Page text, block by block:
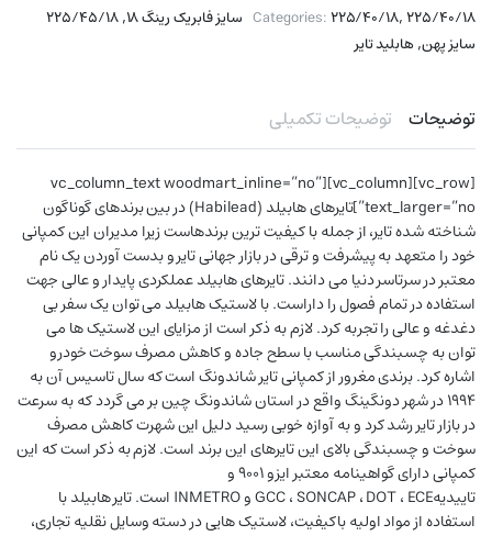
Categories:۲۲۵/۴۰/۱۸,۲۲۵/۴۰/۱۸ سایز فابریک رینگ ۱۸ ,۲۲۵/۴۵/۱۸
سایز پهن, هابلید تایر
توضیحات توضیحات تکمیلی
[vc_row][vc_column][vc_column_text woodmart_inline=”no”
text_larger=”no”]تایرهای هابیلد (Habilead) در بین برندهای گوناگون
شناخته شده تایر، از جمله با کیفیت ترین برندهاست زیرا مدیران این کمپانی
خود را متعهد به پیشرفت و ترقی در بازار جهانی تایر و بدست آوردن یک نام
معتبر در سرتاسر دنیا می دانند. تایرهای هابیلد عملکردی پایدار و عالی جهت
استفاده در تمام فصول را داراست. با لاستیک هابیلد می توان یک سفر بی
دغدغه و عالی را تجربه کرد. لازم به ذکر است از مزایای این لاستیک ها می
توان به چسبندگی مناسب با سطح جاده و کاهش مصرف سوخت خودرو
اشاره کرد. برندی مغرور از کمپانی تایر شاندونگ است که سال تاسیس آن به
1994 در شهر دونگینگ واقع در استان شاندونگ چین بر می گردد که به سرعت
در بازار تایر رشد کرد و به آوازه خوبی رسید دلیل این شهرت کاهش مصرف
سوخت و چسبندگی بالای این تایرهای این برند است. لازم به ذکر است که این
کمپانی دارای گواهینامه معتبر ایزو 9001 و
تاییدیهGCC ، SONCAP ، DOT ، ECE و INMETRO است. تایر هابیلد با
استفاده از مواد اولیه باکیفیت، لاستیک هایی در دسته وسایل نقلیه تجاری،